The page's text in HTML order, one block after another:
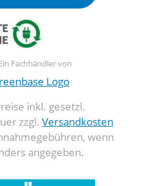
Fachhändler von
inkl. gesetzl.
zzgl. Versandkosten
wenn
angegeben.